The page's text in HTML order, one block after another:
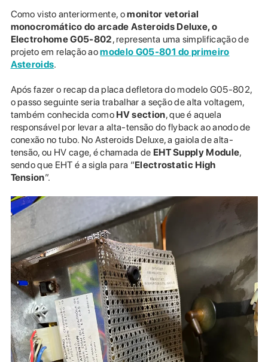
Como visto anteriormente, omonitor vetorial
monocromático do arcade Asteroids Deluxe, o
Electrohome G05-802, representa uma simplificação de
projeto em relação aomodelo G05-801 do primeiro
Asteroids.
Após fazer o recap da placa defletora do modelo G05-802,
o passo seguinte seria trabalhar a seção de alta voltagem,
também conhecida como HV section, que é aquela
responsável por levar a alta-tensão do flyback ao anodo de
conexão no tubo. No Asteroids Deluxe, a gaiola de alta-
tensão, ou HV cage, é chamada de EHT Supply Module,
sendo que EHT é a sigla para “Electrostatic High
Tension”.